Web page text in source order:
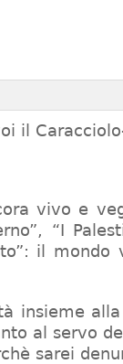
il
vivo e
“I
il mondo
insieme
al servo
sarei